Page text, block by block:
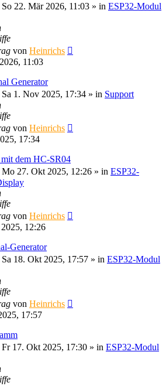
So 22. Mär 2026, 11:03 » in ESP32-Modul
von Heinrichs
11:03
Generator
Sa 1. Nov 2025, 17:34 » in Support
von Heinrichs
17:34
mit dem HC-SR04
Mo 27. Okt 2025, 12:26 » in ESP32-
von Heinrichs
12:26
Generator
Sa 18. Okt 2025, 17:57 » in ESP32-Modul
von Heinrichs
17:57
Fr 17. Okt 2025, 17:30 » in ESP32-Modul